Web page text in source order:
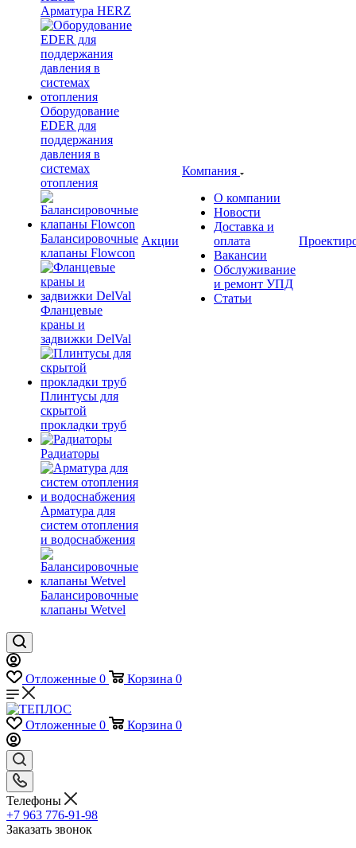
Арматура HERZ
Оборудование
EDER для
поддержания
давления в
системах
отопления
Балансировочные
клапаны Flowcon
Фланцевые
краны и
задвижки DelVal
Плинтусы для
скрытой
прокладки труб
Радиаторы
Арматура для
систем отопления
и водоснабжения
Балансировочные
клапаны Wetvel
Акции
Компания
О компании
Новости
Доставка и
оплата
Вакансии
Обслуживание
и ремонт УПД
Статьи
Отложенные 0 Корзина 0
Отложенные 0 Корзина 0
Телефоны
+7 963 776-91-98
Заказать звонок